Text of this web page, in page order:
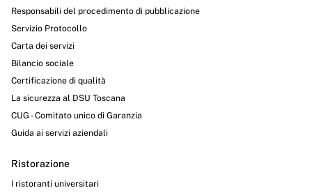
Responsabili del procedimento di pubblicazione
Servizio Protocollo
Carta dei servizi
Bilancio sociale
Certificazione di qualità
La sicurezza al DSU Toscana
CUG - Comitato unico di Garanzia
Guida ai servizi aziendali
Ristorazione
I ristoranti universitari